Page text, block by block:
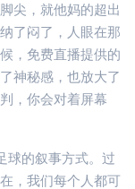
尖，就他妈的超出
了闷了，人眼在那
，免费直播提供的
神秘感，也放大了
，你会对着屏幕
球的叙事方式。过
，我们每个人都可